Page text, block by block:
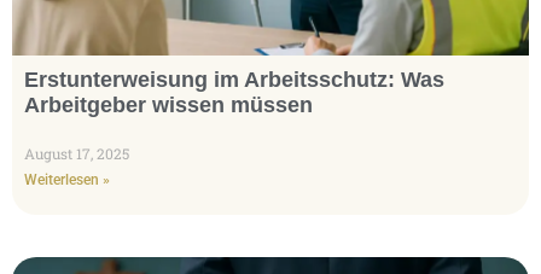
Erstunterweisung im Arbeitsschutz: Was
Arbeitgeber wissen müssen
August 17, 2025
Weiterlesen »